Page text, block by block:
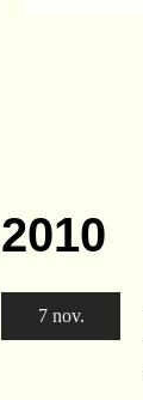
2010
7 nov.